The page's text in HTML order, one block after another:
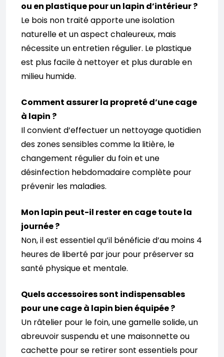
ou en plastique pour un lapin d’intérieur ?
Le bois non traité apporte une isolation
naturelle et un aspect chaleureux, mais
nécessite un entretien régulier. Le plastique
est plus facile à nettoyer et plus durable en
milieu humide.
Comment assurer la propreté d’une cage
à lapin ?
Il convient d’effectuer un nettoyage quotidien
des zones sensibles comme la litière, le
changement régulier du foin et une
désinfection hebdomadaire complète pour
prévenir les maladies.
Mon lapin peut-il rester en cage toute la
journée ?
Non, il est essentiel qu’il bénéficie d’au moins 4
heures de liberté par jour pour préserver sa
santé physique et mentale.
Quels accessoires sont indispensables
pour une cage à lapin bien équipée ?
Un râtelier pour le foin, une gamelle solide, un
abreuvoir suspendu et une maisonnette ou
cachette pour se retirer sont essentiels pour